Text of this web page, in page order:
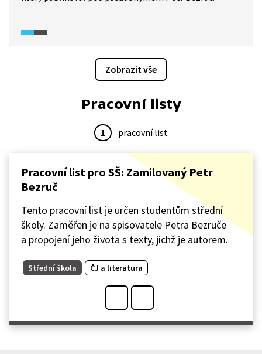
Zobrazit vše
Pracovní listy
1 pracovní list
Pracovní list pro SŠ: Zamilovaný Petr
Bezruč
Tento pracovní list je určen studentům střední
školy. Zaměřen je na spisovatele Petra Bezruče
a propojení jeho života s texty, jichž je autorem.
Střední škola ČJ a literatura